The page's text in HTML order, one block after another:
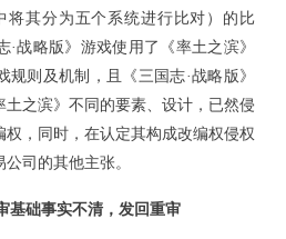
将其分为五个系统进行比对）的比
战略版》游戏使用了《率土之滨》
规则及机制，且《三国志·战略版》
之滨》不同的要素、设计，已然侵
，同时，在认定其构成改编权侵权
司的其他主张。
基础事实不清，发回重审